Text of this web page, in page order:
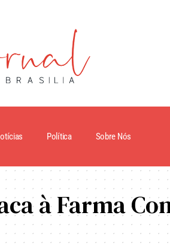
Política Sobre Nós
à Farma